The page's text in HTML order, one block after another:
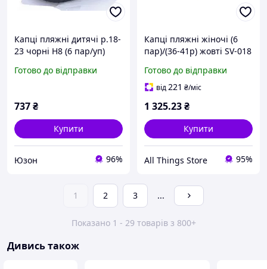
Капці пляжні дитячі р.18-
23 чорні H8 (6 пар/уп)
Готово до відправки
737₴
Купити
Юзон 96%
Капці пляжні жіночі (6
пар)/(36-41р) жовті SV-018
Готово до відправки
від221 ₴/міс
1 325.23₴
Купити
All Things Store 95%
1 2 3 ...
Показано 1 - 29 товарів з 800+
Дивись також